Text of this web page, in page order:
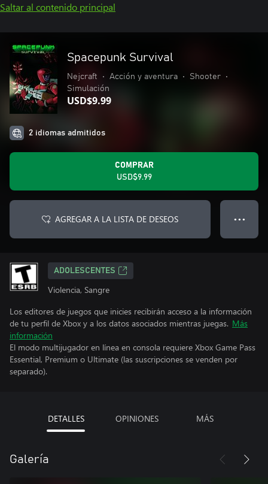
Saltar al contenido principal
Spacepunk Survival
Nejcraft • Acción y aventura • Shooter
•
Simulación
USD$9.99
2 idiomas admitidos
COMPRAR
USD$9.99
AGREGAR A LA LISTA DE DESEOS ● ● ●
ADOLESCENTES
Violencia, Sangre
Los editores de juegos que inicies recibirán acceso a la información
de tu perfil de Xbox y a los datos asociados mientras juegas. Más
información
El modo multijugador en línea en consola requiere Xbox Game Pass
Essential, Premium o Ultimate (las suscripciones se venden por
separado).
DETALLES OPINIONES MÁS
Galería